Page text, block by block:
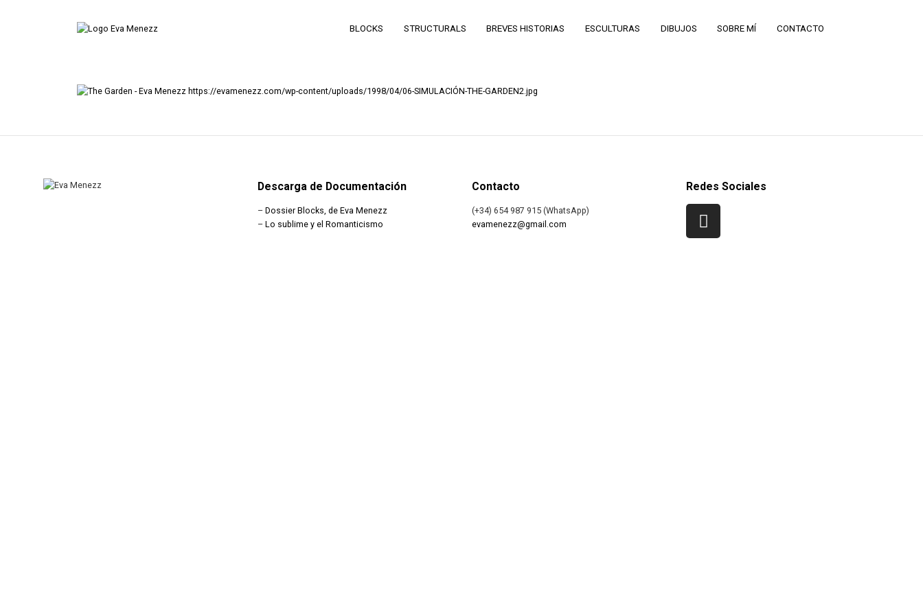
BLOCKS STRUCTURALS BREVES HISTORIAS ESCULTURAS DIBUJOS SOBRE MÍ CONTACTO
https://evamenezz.com/wp-content/uploads/1998/04/06-SIMULACIÓN-THE-GARDEN2.jpg
Descarga de Documentación
– Dossier Blocks, de Eva Menezz
– Lo sublime y el Romanticismo
Contacto
(+34) 654 987 915 (WhatsApp)
evamenezz@gmail.com
Redes Sociales